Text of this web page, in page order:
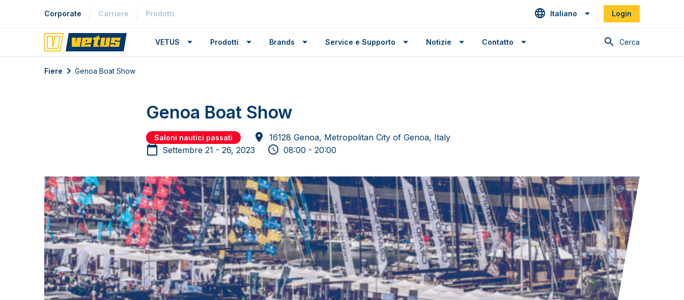
Corporate Carriere Prodotti Italiano Login
Cerca
VETUS Prodotti Brands Service e Supporto Notizie Contatto
Fiere Genoa Boat Show
Genoa Boat Show
Saloni nautici passati
16128 Genoa, Metropolitan City of Genoa, Italy
Settembre 21 - 26, 2023
08:00 - 20:00